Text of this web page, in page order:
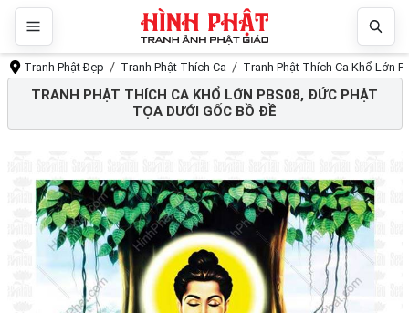
Tranh Phật Đẹp Tranh Phật Thích Ca Tranh Phật Thích Ca Khổ Lớn
TRANH PHẬT THÍCH CA KHỔ LỚN PBS08, ĐỨC PHẬT
TỌA DƯỚI GỐC BỒ ĐỀ